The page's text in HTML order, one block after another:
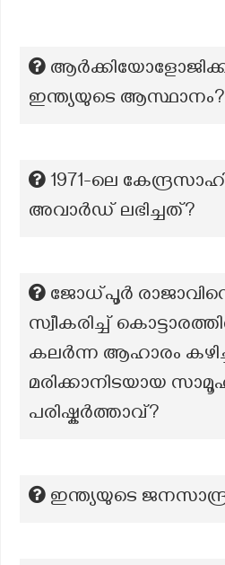
ഇന്ത്യയുടെ ആസ്ഥാനം?
1971-ലെ
അവാര്‍ഡ് ലഭിച്ചത്?
ജോധ്പൂർ
സ്വീകരിച്ച്
കലർന്ന ആഹാരം
മരിക്കാനിടയായ
പരിഷ്കർത്താവ്?
ഇന്ത്യയുടെ